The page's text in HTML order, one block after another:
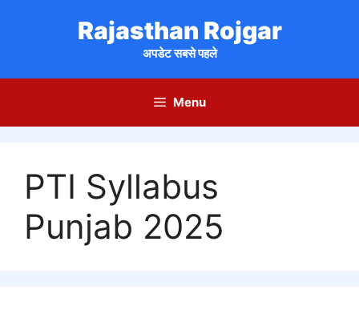
Rajasthan Rojgar
अपडेट सबसे पहले
Menu
PTI Syllabus
Punjab 2025